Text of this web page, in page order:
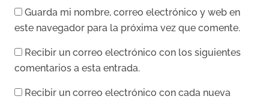
Guarda mi nombre, correo electrónico y web en
este navegador para la próxima vez que comente.
Recibir un correo electrónico con los siguientes
comentarios a esta entrada.
Recibir un correo electrónico con cada nueva